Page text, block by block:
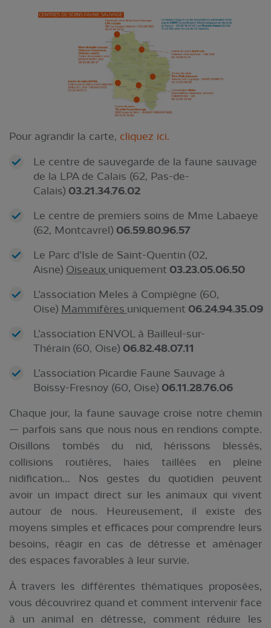
Pour agrandir la carte, cliquez ici.
Le centre de sauvegarde de la faune sauvage
de la LPA de Calais (62, Pas-de-
Calais) 03.21.34.76.02
Le centre de premiers soins de Mme Labaeye
(62, Montcavrel) 06.59.80.96.57
Le Parc d’Isle de Saint-Quentin (02,
Aisne) Oiseaux uniquement 03.23.05.06.50
L’association Meles à Compiègne (60,
Oise) Mammifères uniquement 06.24.94.35.09
L’association ENVOL à Bailleul-sur-
Thérain (60, Oise) 06.82.48.07.11
L’association Picardie Faune Sauvage à
Boissy-Fresnoy (60, Oise) 06.11.28.76.06
Chaque jour, la faune sauvage croise notre chemin
— parfois sans que nous nous en rendions compte.
Oisillons tombés du nid, hérissons blessés,
collisions routières, haies taillées en pleine
nidification… Nos gestes du quotidien peuvent
avoir un impact direct sur les animaux qui vivent
autour de nous. Heureusement, il existe des
moyens simples et efficaces pour comprendre leurs
besoins, réagir en cas de détresse et aménager
des espaces favorables à leur survie.
À travers les différentes thématiques proposées,
vous découvrirez quand et comment intervenir face
à un animal en détresse, comment réduire les